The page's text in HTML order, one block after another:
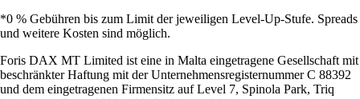
*0 % Gebühren bis zum Limit der jeweiligen Level-Up-Stufe. Spreads
und weitere Kosten sind möglich.
Foris DAX MT Limited ist eine in Malta eingetragene Gesellschaft mit
beschränkter Haftung mit der Unternehmensregisternummer C 88392
und dem eingetragenen Firmensitz auf Level 7, Spinola Park, Triq